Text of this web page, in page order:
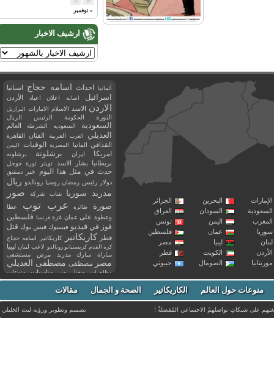
« نوفمبر
ارشيف الاخبار
البحرين
الجزائر
السودان
العراق
اليمن
تونس
عمان
فلسطين
ليبيا
مصر
الكويت
قطر
الصومال جيبوتي
ألمانيا احداث اسامه حجاج اسبانيا
اسرائيل اصابة اعلان اعياد الأردن
الاردن الاسد الاسلام الامارات البرازيل
الثورة الحكومة الرئيس الريال
السعودية السعوديه الشرطة العالم
العديلي العرب العربية الفنان القاهرة
القذافي المانيا المصرية الوفيات اليمن
امريكا ايران برشلونة برشلونه
بريطانيا بشار الاسد تويتر ثورة جوجل
حدث في مثل هذا اليوم خبر دمشق
دولار رئيس رمضان روسيا رونالدو ريال
مدريد
سوريا شاب شركة صور
صورة طائرة عرب توب
عطا
وعطوة على عمان غزة فرنسا فلسطين
فوز في فيديو فيسبوك فيس بوك قتل
قطر كاريكاتير كاريكاتير اسامه حجاج
كرة القدم كريستيانو رونالدو لاعب لبنان ليبيا
مباراة مبارك مدريد مرض مستشفى
مصر مصطفى مصطفى العديلي
مظاهرات مقتل من مناسبات
منوعات
مواليد
موت ميسي ميلان نادي نشر
وفاة وفيات يوتيوب منوعات حول العالم الكاريكاتير الصحة و الجمال مقالات
على شبكاتِ تواصلهمْ الاجتماعي المُفضلةْ ! تصميم وتطوير ورؤيةليث الخليلي